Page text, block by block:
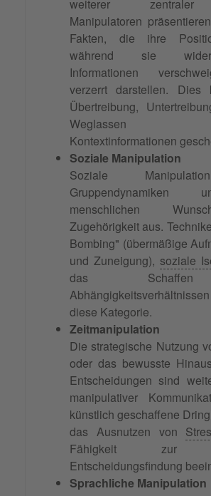
weiterer zentraler
Manipulatoren
Fakten, die ihre
während sie
Informationen
verzerrt darstellen. Dies
Übertreibung,
Weglassen
Kontextinformationen
Soziale Manipulation
Soziale
menschlichen
Zugehörigkeit aus.
Bombing" (übermäßige
und Zuneigung), soziale
das
diese Kategorie.
Zeitmanipulation
Die strategische Nutzung
oder das bewusste
Entscheidungen sind
manipulativer
künstlich geschaffene
das Ausnutzen von
Fähigkeit zur
Entscheidungsfindung
Sprachliche Manipulation